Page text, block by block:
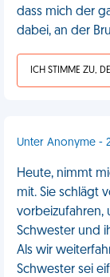
dass mich der
dabei, an der
Unter Anonyme -
Heute, nimmt
mit. Sie schlägt
vorbeizufahren,
Schwester und
Als wir
Schwester sei